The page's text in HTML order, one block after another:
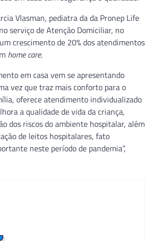
Vlasman, pediatra da da Pronep Life
serviço de Atenção Domiciliar, no
crescimento de 20% dos atendimentos
home care.
em casa vem se apresentando
vez que traz mais conforto para o
oferece atendimento individualizado
a qualidade de vida da criança,
dos riscos do ambiente hospitalar, além
de leitos hospitalares, fato
neste período de pandemia”,